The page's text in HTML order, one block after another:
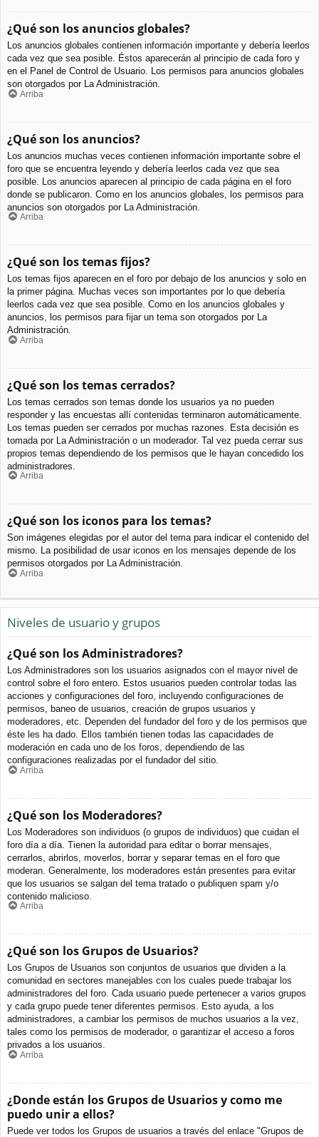
¿Qué son los anuncios globales?
Los anuncios globales contienen información importante y debería leerlos
cada vez que sea posible. Éstos aparecerán al principio de cada foro y
en el Panel de Control de Usuario. Los permisos para anuncios globales
son otorgados por La Administración.
Arriba
¿Qué son los anuncios?
Los anuncios muchas veces contienen información importante sobre el
foro que se encuentra leyendo y debería leerlos cada vez que sea
posible. Los anuncios aparecen al principio de cada página en el foro
donde se publicaron. Como en los anuncios globales, los permisos para
anuncios son otorgados por La Administración.
Arriba
¿Qué son los temas fijos?
Los temas fijos aparecen en el foro por debajo de los anuncios y solo en
la primer página. Muchas veces son importantes por lo que debería
leerlos cada vez que sea posible. Como en los anuncios globales y
anuncios, los permisos para fijar un tema son otorgados por La
Administración.
Arriba
¿Qué son los temas cerrados?
Los temas cerrados son temas donde los usuarios ya no pueden
responder y las encuestas allí contenidas terminaron automáticamente.
Los temas pueden ser cerrados por muchas razones. Esta decisión es
tomada por La Administración o un moderador. Tal vez pueda cerrar sus
propios temas dependiendo de los permisos que le hayan concedido los
administradores.
Arriba
¿Qué son los iconos para los temas?
Son imágenes elegidas por el autor del tema para indicar el contenido del
mismo. La posibilidad de usar iconos en los mensajes depende de los
permisos otorgados por La Administración.
Arriba
Niveles de usuario y grupos
¿Qué son los Administradores?
Los Administradores son los usuarios asignados con el mayor nivel de
control sobre el foro entero. Estos usuarios pueden controlar todas las
acciones y configuraciones del foro, incluyendo configuraciones de
permisos, baneo de usuarios, creación de grupos usuarios y
moderadores, etc. Dependen del fundador del foro y de los permisos que
éste les ha dado. Ellos también tienen todas las capacidades de
moderación en cada uno de los foros, dependiendo de las
configuraciones realizadas por el fundador del sitio.
Arriba
¿Qué son los Moderadores?
Los Moderadores son individuos (o grupos de individuos) que cuidan el
foro día a día. Tienen la autoridad para editar o borrar mensajes,
cerrarlos, abrirlos, moverlos, borrar y separar temas en el foro que
moderan. Generalmente, los moderadores están presentes para evitar
que los usuarios se salgan del tema tratado o publiquen spam y/o
contenido malicioso.
Arriba
¿Qué son los Grupos de Usuarios?
Los Grupos de Usuarios son conjuntos de usuarios que dividen a la
comunidad en sectores manejables con los cuales puede trabajar los
administradores del foro. Cada usuario puede pertenecer a varios grupos
y cada grupo puede tener diferentes permisos. Esto ayuda, a los
administradores, a cambiar los permisos de muchos usuarios a la vez,
tales como los permisos de moderador, o garantizar el acceso a foros
privados a los usuarios.
Arriba
¿Donde están los Grupos de Usuarios y como me
puedo unir a ellos?
Puede ver todos los Grupos de usuarios a través del enlace "Grupos de